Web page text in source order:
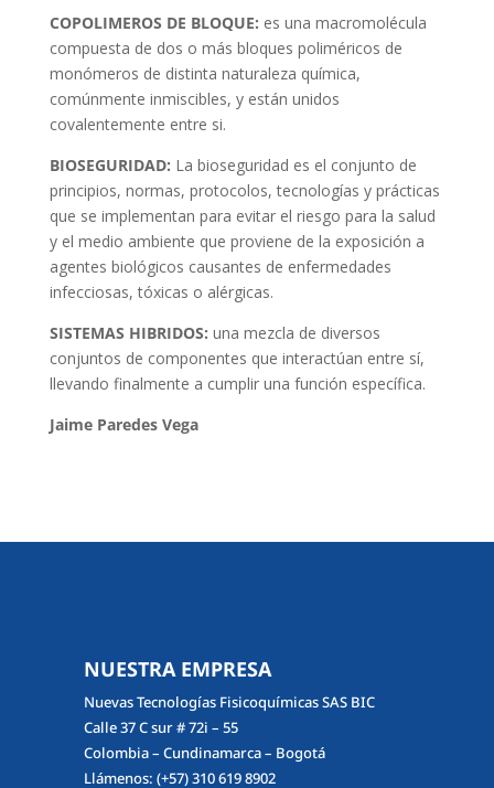
COPOLIMEROS DE BLOQUE: es una macromolécula
compuesta de dos o más bloques poliméricos de
monómeros de distinta naturaleza química,
comúnmente inmiscibles, y están unidos
covalentemente entre si.
BIOSEGURIDAD: La bioseguridad es el conjunto de
principios, normas, protocolos, tecnologías y prácticas
que se implementan para evitar el riesgo para la salud
y el medio ambiente que proviene de la exposición a
agentes biológicos causantes de enfermedades
infecciosas, tóxicas o alérgicas.
SISTEMAS HIBRIDOS: una mezcla de diversos
conjuntos de componentes que interactúan entre sí,
llevando finalmente a cumplir una función específica.
Jaime Paredes Vega
NUESTRA EMPRESA
Nuevas Tecnologías Fisicoquímicas SAS BIC
Calle 37 C sur # 72i – 55
Colombia – Cundinamarca – Bogotá
Llámenos: (+57) 310 619 8902